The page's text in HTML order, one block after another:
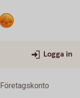
Logga in
Företagskonto